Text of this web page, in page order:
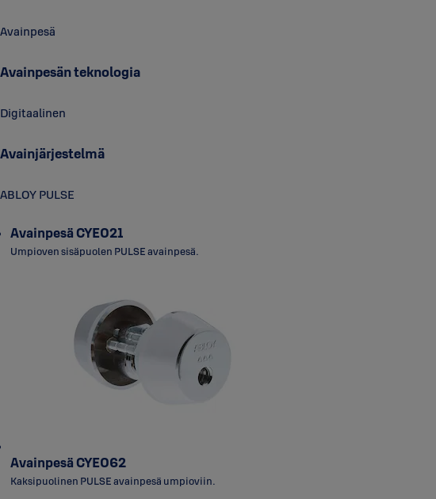
Avainpesä
Avainpesän teknologia
Digitaalinen
Avainjärjestelmä
ABLOY PULSE
Avainpesä CYE021
Umpioven sisäpuolen PULSE avainpesä.
Avainpesä CYE062
Kaksipuolinen PULSE avainpesä umpioviin.